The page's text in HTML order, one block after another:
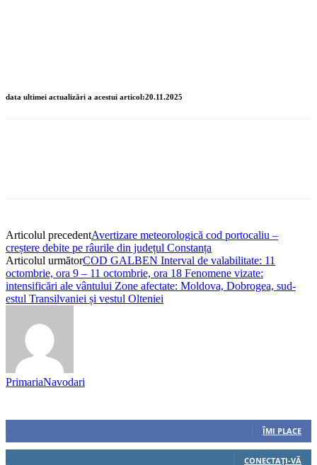
data ultimei actualizări a acestui articol:20.11.2025
Articolul precedentAvertizare meteorologică cod portocaliu –
creștere debite pe râurile din județul Constanța
Articolul următorCOD GALBEN Interval de valabilitate: 11
octombrie, ora 9 – 11 octombrie, ora 18 Fenomene vizate:
intensificări ale vântului Zone afectate: Moldova, Dobrogea, sud-
estul Transilvaniei și vestul Olteniei
PrimariaNavodari
ÎMI PLACE
CONECTAȚI-VĂ